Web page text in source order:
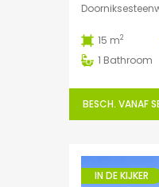
15 m2
1 Bathroom
BESCH. VANAF
IN DE KIJKER